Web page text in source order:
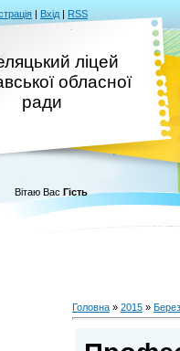
| Вхід | RSS
ліцей
обласної
ради
Вітаю Вас Гість
Головна » 2015 »